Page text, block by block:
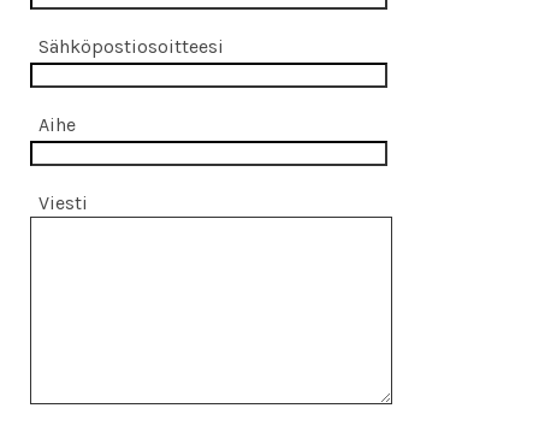
Sähköpostiosoitteesi
Aihe
Viesti